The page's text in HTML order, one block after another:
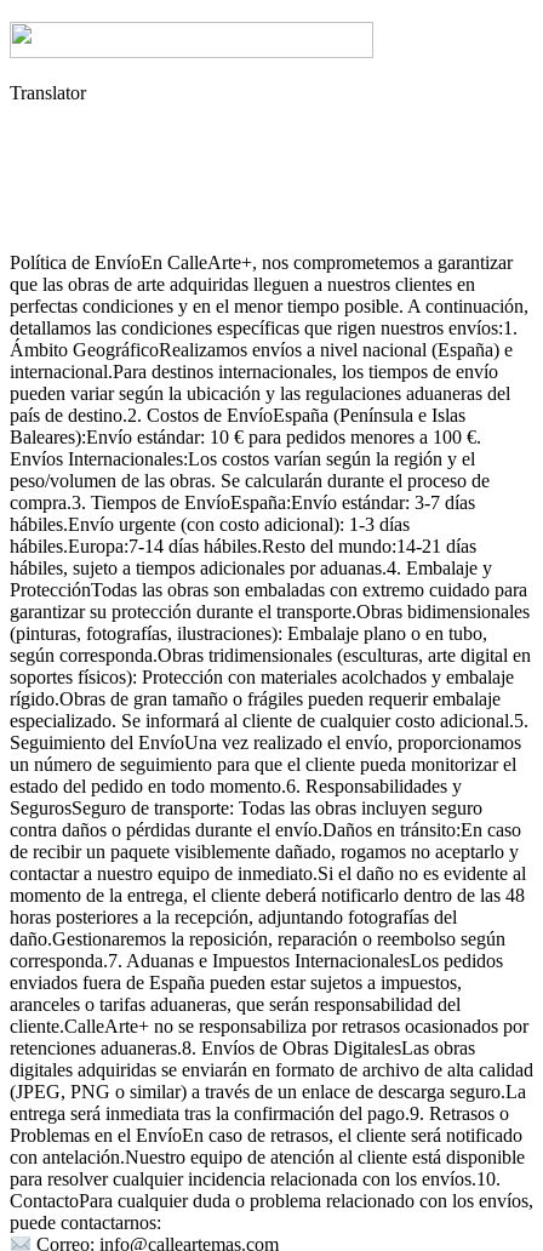
Translator
Política de EnvíoEn CalleArte+, nos comprometemos a garantizar
que las obras de arte adquiridas lleguen a nuestros clientes en
perfectas condiciones y en el menor tiempo posible. A continuación,
detallamos las condiciones específicas que rigen nuestros envíos:1.
Ámbito GeográficoRealizamos envíos a nivel nacional (España) e
internacional.Para destinos internacionales, los tiempos de envío
pueden variar según la ubicación y las regulaciones aduaneras del
país de destino.2. Costos de EnvíoEspaña (Península e Islas
Baleares):Envío estándar: 10 € para pedidos menores a 100 €.
Envíos Internacionales:Los costos varían según la región y el
peso/volumen de las obras. Se calcularán durante el proceso de
compra.3. Tiempos de EnvíoEspaña:Envío estándar: 3-7 días
hábiles.Envío urgente (con costo adicional): 1-3 días
hábiles.Europa:7-14 días hábiles.Resto del mundo:14-21 días
hábiles, sujeto a tiempos adicionales por aduanas.4. Embalaje y
ProtecciónTodas las obras son embaladas con extremo cuidado para
garantizar su protección durante el transporte.Obras bidimensionales
(pinturas, fotografías, ilustraciones): Embalaje plano o en tubo,
según corresponda.Obras tridimensionales (esculturas, arte digital en
soportes físicos): Protección con materiales acolchados y embalaje
rígido.Obras de gran tamaño o frágiles pueden requerir embalaje
especializado. Se informará al cliente de cualquier costo adicional.5.
Seguimiento del EnvíoUna vez realizado el envío, proporcionamos
un número de seguimiento para que el cliente pueda monitorizar el
estado del pedido en todo momento.6. Responsabilidades y
SegurosSeguro de transporte: Todas las obras incluyen seguro
contra daños o pérdidas durante el envío.Daños en tránsito:En caso
de recibir un paquete visiblemente dañado, rogamos no aceptarlo y
contactar a nuestro equipo de inmediato.Si el daño no es evidente al
momento de la entrega, el cliente deberá notificarlo dentro de las 48
horas posteriores a la recepción, adjuntando fotografías del
daño.Gestionaremos la reposición, reparación o reembolso según
corresponda.7. Aduanas e Impuestos InternacionalesLos pedidos
enviados fuera de España pueden estar sujetos a impuestos,
aranceles o tarifas aduaneras, que serán responsabilidad del
cliente.CalleArte+ no se responsabiliza por retrasos ocasionados por
retenciones aduaneras.8. Envíos de Obras DigitalesLas obras
digitales adquiridas se enviarán en formato de archivo de alta calidad
(JPEG, PNG o similar) a través de un enlace de descarga seguro.La
entrega será inmediata tras la confirmación del pago.9. Retrasos o
Problemas en el EnvíoEn caso de retrasos, el cliente será notificado
con antelación.Nuestro equipo de atención al cliente está disponible
para resolver cualquier incidencia relacionada con los envíos.10.
ContactoPara cualquier duda o problema relacionado con los envíos,
puede contactarnos:
Correo: info@calleartemas.com